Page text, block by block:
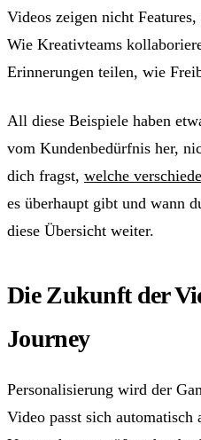
Videos zeigen nicht
Wie Kreativteams
Erinnerungen teilen, wie
All diese Beispiele haben
vom Kundenbedürfnis her,
dich fragst, welche
es überhaupt gibt und wann
diese Übersicht weiter.
Die Zukunft der
Journey
Personalisierung wird der
Video passt sich automatisch